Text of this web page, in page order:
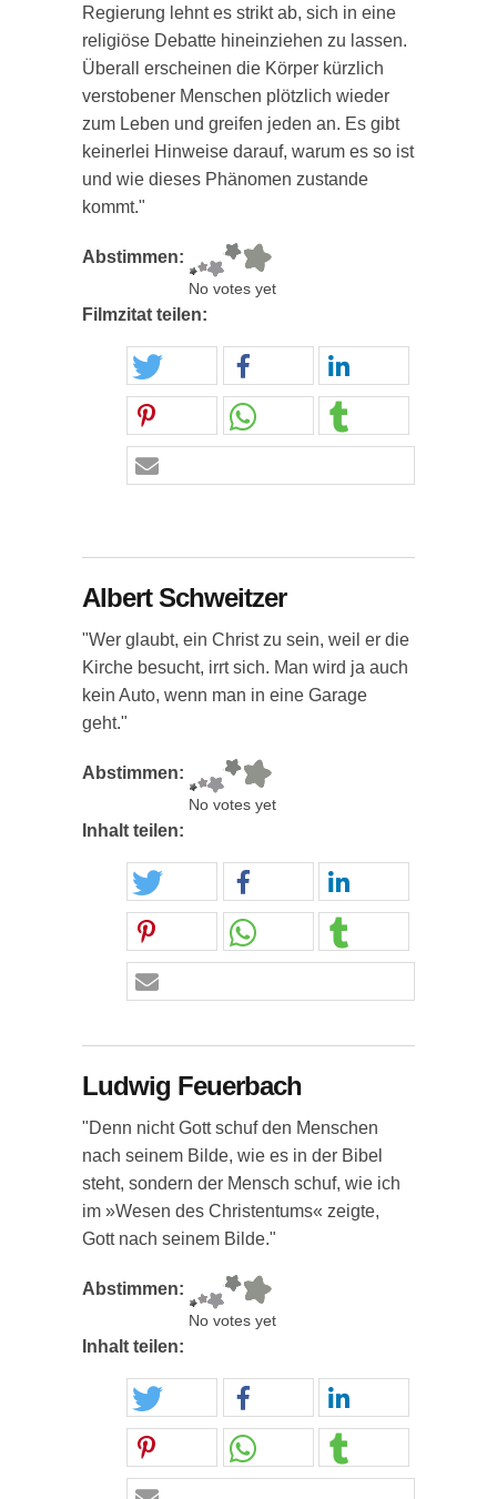
Regierung lehnt es strikt ab, sich in eine
religiöse Debatte hineinziehen zu lassen.
Überall erscheinen die Körper kürzlich
verstobener Menschen plötzlich wieder
zum Leben und greifen jeden an. Es gibt
keinerlei Hinweise darauf, warum es so ist
und wie dieses Phänomen zustande
kommt."
Abstimmen:
No votes yet
Filmzitat teilen:
Albert Schweitzer
"Wer glaubt, ein Christ zu sein, weil er die
Kirche besucht, irrt sich. Man wird ja auch
kein Auto, wenn man in eine Garage
geht."
Abstimmen:
No votes yet
Inhalt teilen:
Ludwig Feuerbach
"Denn nicht Gott schuf den Menschen
nach seinem Bilde, wie es in der Bibel
steht, sondern der Mensch schuf, wie ich
im »Wesen des Christentums« zeigte,
Gott nach seinem Bilde."
Abstimmen:
No votes yet
Inhalt teilen: